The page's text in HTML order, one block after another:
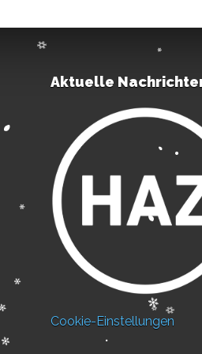
Aktuelle
Cookie-Einstellungen